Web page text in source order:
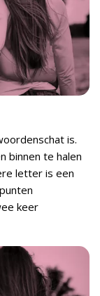
is.
binnen te halen
letter is een
keer